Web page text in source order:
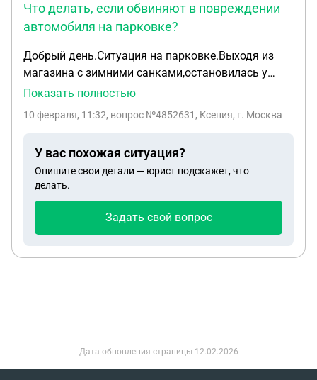
Что делать, если обвиняют в повреждении
автомобиля на парковке?
Добрый день.Ситуация на парковке.Выходя из
магазина с зимними санками,остановилась у
машины переключить ход санок с колес на
обвинение, что я повредила машину.Я с этим не
осмотреть санки, сразу потребовала
деньги.Грозит обратиться в суд и делать будет
экспертизу. В распоряжении есть кусочек видео
запись отказались предоставить, ссылаясь
Вопрос в следующим.Как обезопасить себя в
Показать полностью
10 февраля, 11:32, вопрос №4852631, Ксения, г. Москва
У вас похожая ситуация?
Опишите свои детали — юрист подскажет, что
делать.
Задать свой вопрос
Дата обновления страницы 12.02.2026